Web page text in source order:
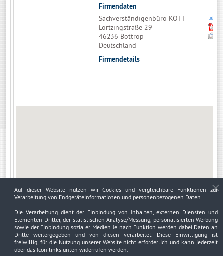
Firmendaten
Sachverständigenbüro KOTT
Lortzingstraße 29
46236 Bottrop
Deutschland
Firmendetails
Auf dieser Website nutzen wir Cookies und vergleichbare Funktionen zur
Verarbeitung von Endgeräteinformationen und personenbezogenen Daten.
Die Verarbeitung dient der Einbindung von Inhalten, externen Diensten und
Elementen Dritter, der statistischen Analyse/Messung, personalisierten Werbung
sowie der Einbindung sozialer Medien. Je nach Funktion werden dabei Daten an
Dritte weitergegeben und von diesen verarbeitet. Diese Einwilligung ist
freiwillig, für die Nutzung unserer Website nicht erforderlich und kann jederzeit
über das Icon links unten widerrufen werden.